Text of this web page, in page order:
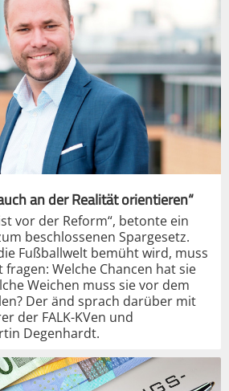
an der Realität orientieren“
vor der Reform“, betonte ein
beschlossenen Spargesetz.
Fußballwelt bemüht wird, muss
Welche Chancen hat sie
Weichen muss sie vor dem
Der änd sprach darüber mit
der FALK-KVen und
Degenhardt.